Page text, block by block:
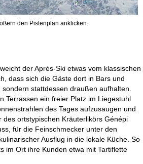
den Pistenplan anklicken.
der Après-Ski etwas vom klassischen
dass sich die Gäste dort in Bars und
stattdessen draußen aufhalten.
Terrassen ein freier Platz im Liegestuhl
des Tages aufzusaugen und
des ortstypischen Kräuterlikörs Génépi
für die Feinschmecker unter den
Ausflug in die lokale Küche. So
im Ort ihre Kunden etwa mit Tartiflette